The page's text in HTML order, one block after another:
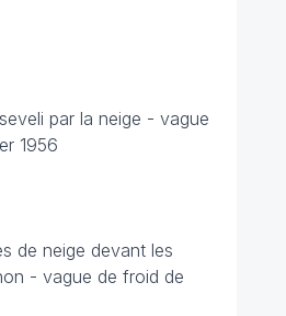
par la neige - vague
1956
de neige devant les
- vague de froid de